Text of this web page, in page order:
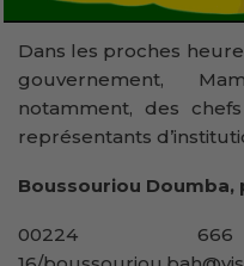
Dans les proches
gouvernement,
notamment, des
représentants
Boussouriou Doumba,
00224